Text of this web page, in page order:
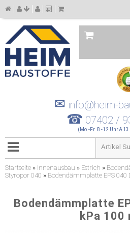
✉ info@heim-
☎ 07402 /
(Mo.-Fr. 8 -12 Uhr &
Startseite » Innenausbau » Estrich »
Styropor 040 » Bodendämmplatte EPS 040
Bodendämmplatte
kPa 100